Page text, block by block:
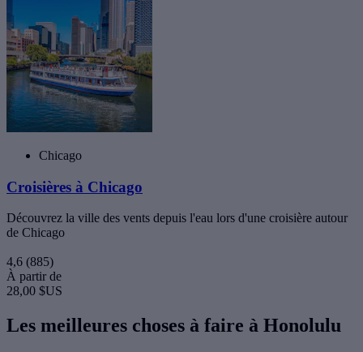
Chicago
Croisières à Chicago
Découvrez la ville des vents depuis l'eau lors d'une croisière autour
de Chicago
4,6 (885)
À partir de
28,00 $US
Les meilleures choses à faire à Honolulu